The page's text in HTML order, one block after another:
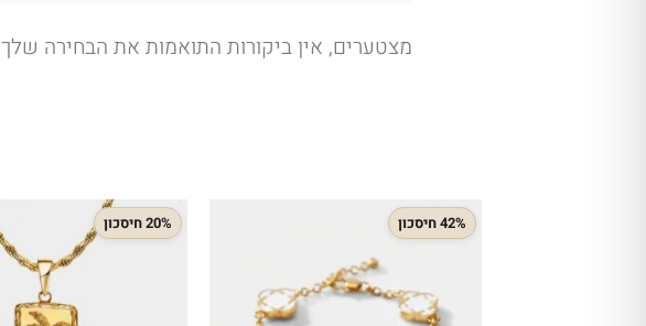
מצטערים, אין ביקורות התואמות את הבחירה שלך
42% חיסכון 20% חיסכון